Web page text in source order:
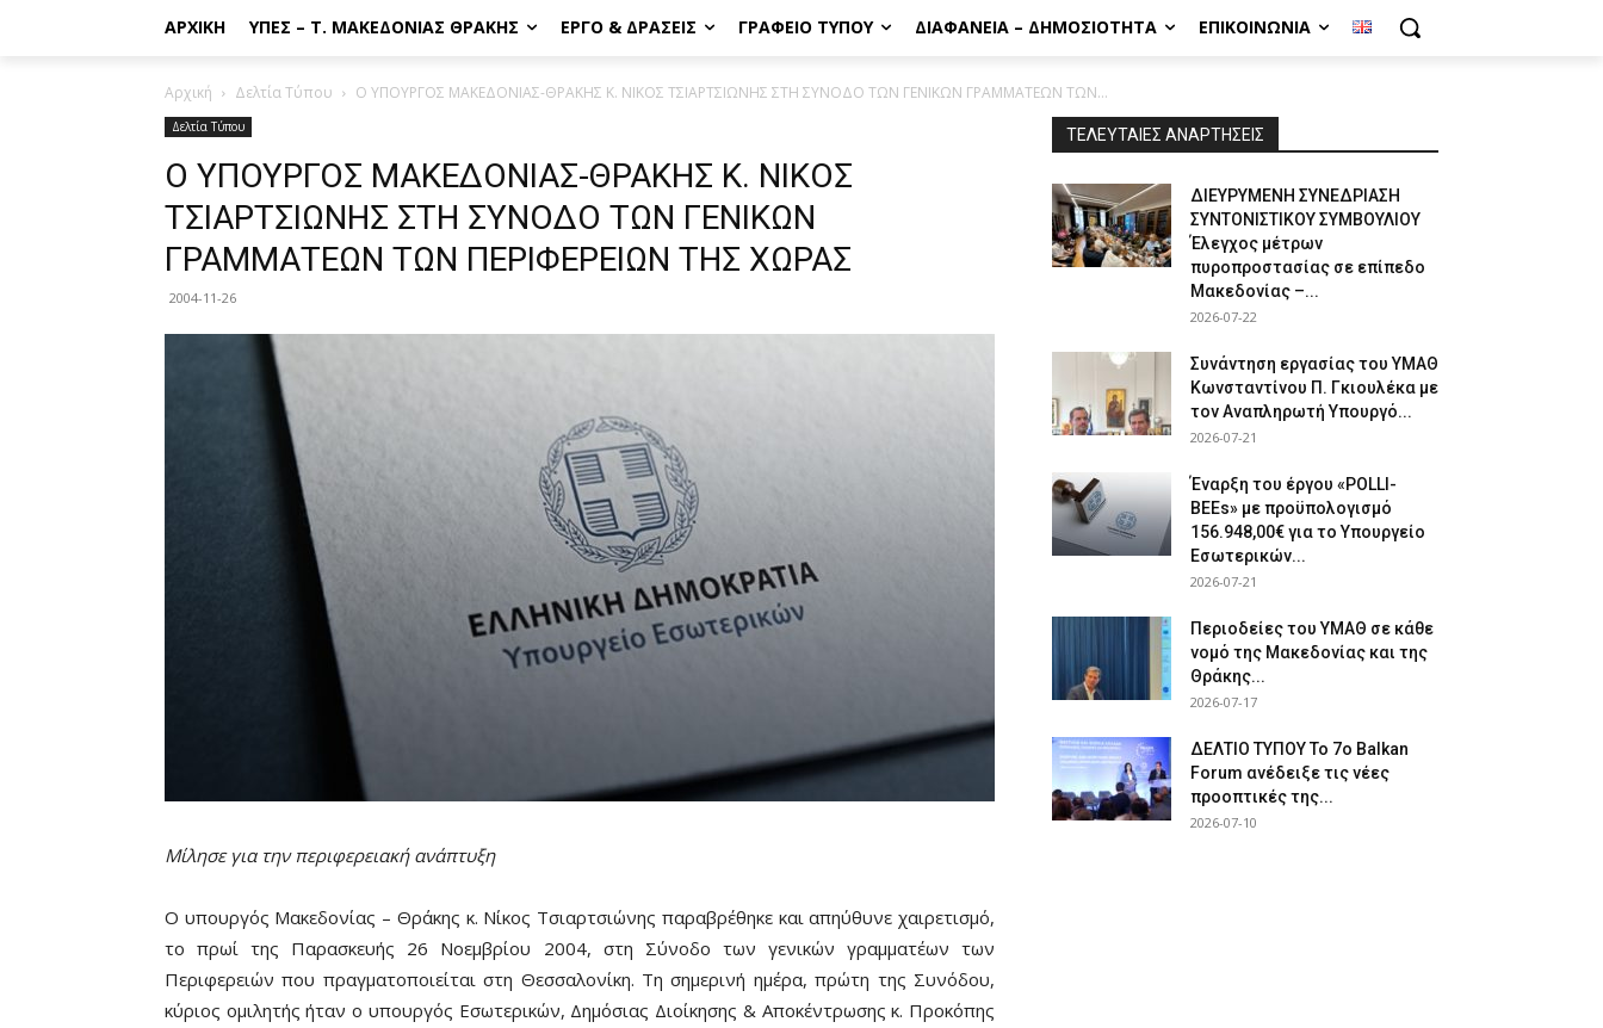
ΑΡΧΙΚΉ ΥΠΕΣ – Τ. ΜΑΚΕΔΟΝΊΑΣ ΘΡΆΚΗΣ ΈΡΓΟ & ΔΡΆΣΕΙΣ ΓΡΑΦΕΊΟ ΤΎΠΟΥ ΔΙΑΦΆΝΕΙΑ – ΔΗΜΟΣΙΌΤΗΤΑ ΕΠΙΚΟΙΝΩΝΊΑ
Αρχική Δελτία Τύπου Ο ΥΠΟΥΡΓΟΣ ΜΑΚΕΔΟΝΙΑΣ-ΘΡΑΚΗΣ Κ. ΝΙΚΟΣ ΤΣΙΑΡΤΣΙΩΝΗΣ ΣΤΗ ΣΥΝΟΔΟ ΤΩΝ ΓΕΝΙΚΩΝ ΓΡΑΜΜΑΤΕΩΝ ΤΩΝ...
Δελτία Τύπου
Ο ΥΠΟΥΡΓΟΣ ΜΑΚΕΔΟΝΙΑΣ-ΘΡΑΚΗΣ Κ. ΝΙΚΟΣ
ΤΣΙΑΡΤΣΙΩΝΗΣ ΣΤΗ ΣΥΝΟΔΟ ΤΩΝ ΓΕΝΙΚΩΝ
ΓΡΑΜΜΑΤΕΩΝ ΤΩΝ ΠΕΡΙΦΕΡΕΙΩΝ ΤΗΣ ΧΩΡΑΣ
2004-11-26
Μίλησε για την περιφερειακή ανάπτυξη
Ο υπουργός Μακεδονίας – Θράκης κ. Νίκος Τσιαρτσιώνης παραβρέθηκε και απηύθυνε χαιρετισμό,
το πρωί της Παρασκευής 26 Νοεμβρίου 2004, στη Σύνοδο των γενικών γραμματέων των
Περιφερειών που πραγματοποιείται στη Θεσσαλονίκη. Τη σημερινή ημέρα, πρώτη της Συνόδου,
κύριος ομιλητής ήταν ο υπουργός Εσωτερικών, Δημόσιας Διοίκησης & Αποκέντρωσης κ. Προκόπης
ΤΕΛΕΥΤΑΙΕΣ ΑΝΑΡΤΗΣΕΙΣ
ΔΙΕΥΡΥΜΕΝΗ ΣΥΝΕΔΡΙΑΣΗ
ΣΥΝΤΟΝΙΣΤΙΚΟΥ ΣΥΜΒΟΥΛΙΟΥ
Έλεγχος μέτρων
πυροπροστασίας σε επίπεδο
Μακεδονίας –...
2026-07-22
Συνάντηση εργασίας του ΥΜΑΘ
Κωνσταντίνου Π. Γκιουλέκα με
τον Αναπληρωτή Υπουργό...
2026-07-21
Έναρξη του έργου «POLLI-
BEEs» με προϋπολογισμό
156.948,00€ για το Υπουργείο
Εσωτερικών...
2026-07-21
Περιοδείες του ΥΜΑΘ σε κάθε
νομό της Μακεδονίας και της
Θράκης...
2026-07-17
ΔΕΛΤΙΟ ΤΥΠΟΥ Το 7ο Balkan
Forum ανέδειξε τις νέες
προοπτικές της...
2026-07-10